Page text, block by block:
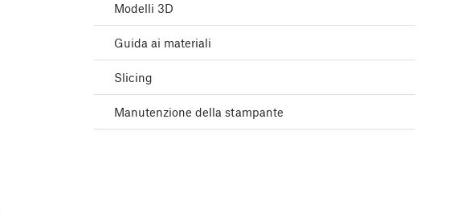
Modelli 3D
Guida ai materiali
Slicing
Manutenzione della stampante